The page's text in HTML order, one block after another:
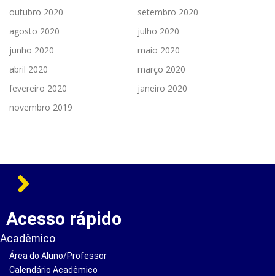
outubro 2020
setembro 2020
agosto 2020
julho 2020
junho 2020
maio 2020
abril 2020
março 2020
fevereiro 2020
janeiro 2020
novembro 2019
Acesso rápido
Acadêmico
Área do Aluno/Professor
Calendário Acadêmico